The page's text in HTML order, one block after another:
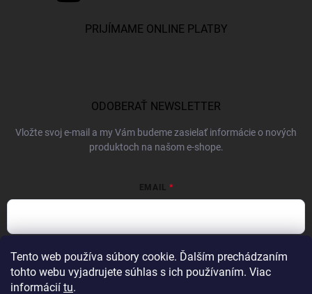
Tento web používa súbory cookie. Ďalším prechádzaním
tohto webu vyjadrujete súhlas s ich používaním. Viac
informácií tu.
PRIJÍMAME ONLINE PLATBY
ODOBERAŤ NEWSLETTER
Vložte svoj e-mail a my Vám budeme zasielať informácie o nových
produktoch na našom e-shope.
EMAIL
Vložením e-mailu súhlasíte spodmienkami ochrany osobných údajov